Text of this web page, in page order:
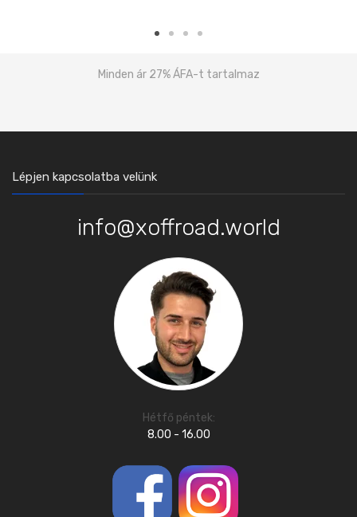
Minden ár 27% ÁFA-t tartalmaz
Lépjen kapcsolatba velünk
info@xoffroad.world
Hétfő péntek:
8.00 - 16.00